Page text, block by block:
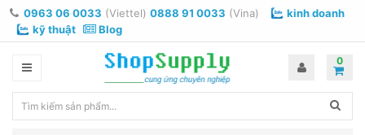
0963 06 0033 (Viettel) 0888 91 0033 (Vina)
kinh doanh
kỹ thuật
Blog
0